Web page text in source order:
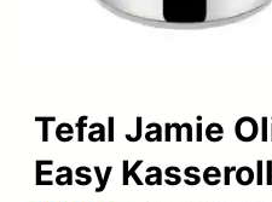
Tefal Jamie
Easy